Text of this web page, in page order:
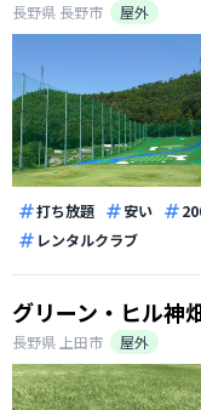
長野県 長野市
屋外
打ち放題 安い
レンタルクラブ
グリーン・ヒル神
長野県 上田市
屋外